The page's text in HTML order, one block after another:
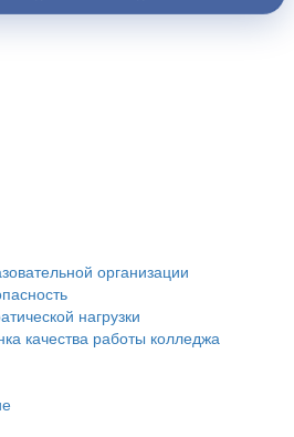
организации
нагрузки
качества работы колледжа